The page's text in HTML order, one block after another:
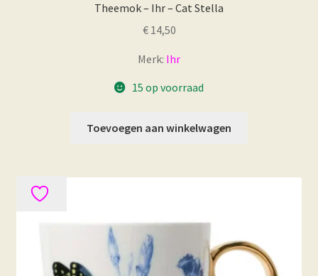
Theemok – Ihr – Cat Stella
€14,50
Merk: Ihr
15 op voorraad
Toevoegen aan winkelwagen